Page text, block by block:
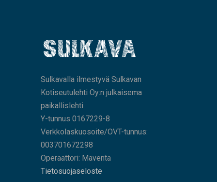
Sulkavalla ilmestyvä Sulkavan
Kotiseutulehti Oy:n julkaisema
paikallislehti.
Y-tunnus 0167229-8
Verkkolaskuosoite/OVT-tunnus:
003701672298
Operaattori: Maventa
Tietosuojaseloste